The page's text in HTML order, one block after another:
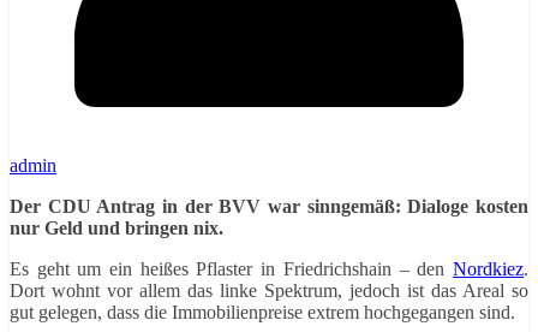
admin
Der CDU Antrag in der BVV war sinngemäß: Dialoge kosten
nur Geld und bringen nix.
Es geht um ein heißes Pflaster in Friedrichshain – den Nordkiez.
Dort wohnt vor allem das linke Spektrum, jedoch ist das Areal so
gut gelegen, dass die Immobilienpreise extrem hochgegangen sind.